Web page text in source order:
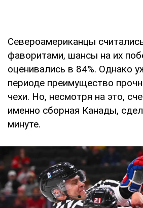
Североамериканцы
фаворитами, шансы на их
оценивались в 84%. Однако
периоде преимущество
чехи. Но, несмотря на это,
именно сборная Канады,
минуте.